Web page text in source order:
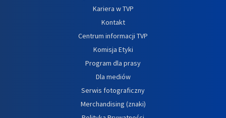
Kariera w TVP
Kontakt
Centrum informacji TVP
Komisja Etyki
Program dla prasy
Dla mediów
Serwis fotograficzny
Merchandising (znaki)